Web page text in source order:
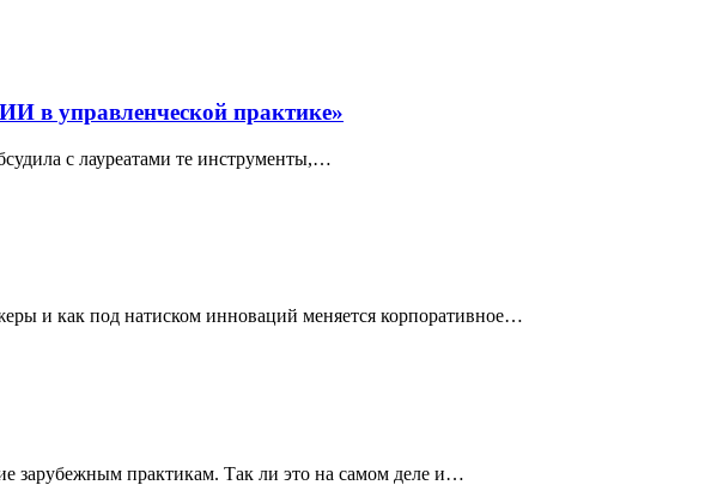
в управленческой практике»
с лауреатами те инструменты,…
и как под натиском инноваций меняется корпоративное…
зарубежным практикам. Так ли это на самом деле и…